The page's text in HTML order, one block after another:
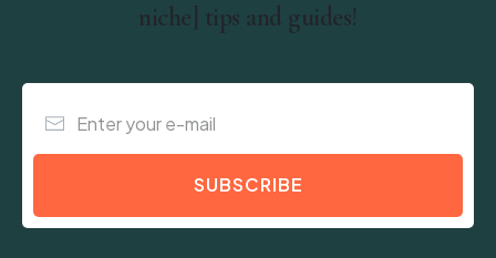
niche] tips and guides!
SUBSCRIBE